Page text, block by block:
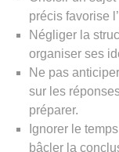
précis favorise
Négliger la
organiser ses
Ne pas
sur les
préparer.
Ignorer le
bâcler la